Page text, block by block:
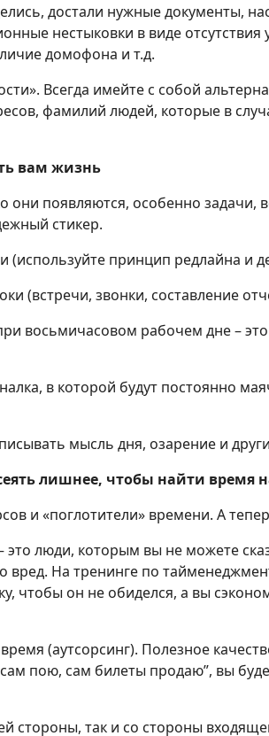
достали нужные документы,
нестыковки в виде отсутствия
домофона и т.д.
Всегда имейте с собой
фамилий людей, которые в
вам жизнь
они появляются, особенно
стикер.
(используйте принцип редлайна и
(встречи, звонки, составление
восьмичасовом рабочем дне –
в которой будут постоянно
мысль дня, озарение и
лишнее, чтобы найти время
и «поглотители» времени. А
люди, которым вы не можете
На тренинге по
чтобы он не обиделся, а вы
(аутсорсинг). Полезное
пою, сам билеты продаю”, вы
стороны, так и со стороны